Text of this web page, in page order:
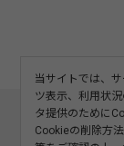
このサ
記事の二次利用に
当サイトでは、
ツ表示、利用状
タ提供のために
Cookieの削除方